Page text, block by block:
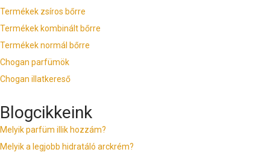
Termékek zsíros bőrre
Termékek kombinált bőrre
Termékek normál bőrre
Chogan parfümök
Chogan illatkereső
Blogcikkeink
Melyik parfüm illik hozzám?
Melyik a legjobb hidratáló arckrém?